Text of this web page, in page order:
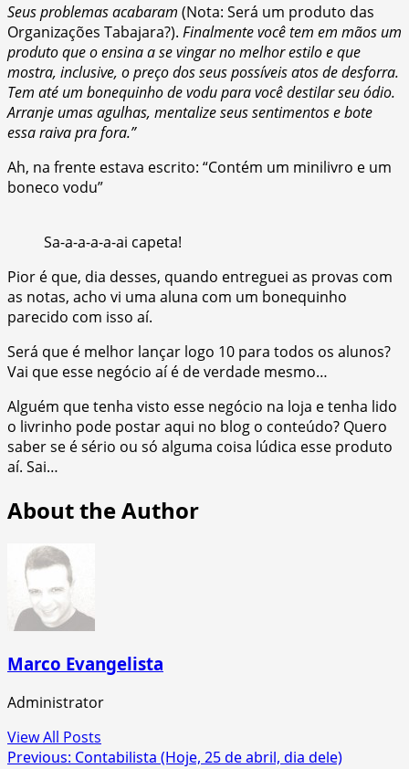
Seus problemas acabaram (Nota: Será um produto das
Organizações Tabajara?). Finalmente você tem em mãos um
produto que o ensina a se vingar no melhor estilo e que
mostra, inclusive, o preço dos seus possíveis atos de desforra.
Tem até um bonequinho de vodu para você destilar seu ódio.
Arranje umas agulhas, mentalize seus sentimentos e bote
essa raiva pra fora.”
Ah, na frente estava escrito: “Contém um minilivro e um
boneco vodu”
Sa-a-a-a-a-ai capeta!
Pior é que, dia desses, quando entreguei as provas com
as notas, acho vi uma aluna com um bonequinho
parecido com isso aí.
Será que é melhor lançar logo 10 para todos os alunos?
Vai que esse negócio aí é de verdade mesmo…
Alguém que tenha visto esse negócio na loja e tenha lido
o livrinho pode postar aqui no blog o conteúdo? Quero
saber se é sério ou só alguma coisa lúdica esse produto
aí. Sai…
About the Author
Marco Evangelista
Administrator
View All Posts
Post
Previous: Contabilista (Hoje, 25 de abril, dia dele)